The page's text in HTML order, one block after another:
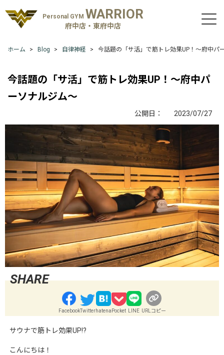
Personal GYM WARRIOR
府中店・東府中店
ホーム Blog 自律神経 今話題の「サ活」で筋トレ効果UP！〜府中パ
今話題の「サ活」で筋トレ効果UP！〜府中パ
ーソナルジム〜
公開日： 2023/07/27
FacebookTwitterhatena Pocket LINE URLコピー
サウナで筋トレ効果UP!?
こんにちは！